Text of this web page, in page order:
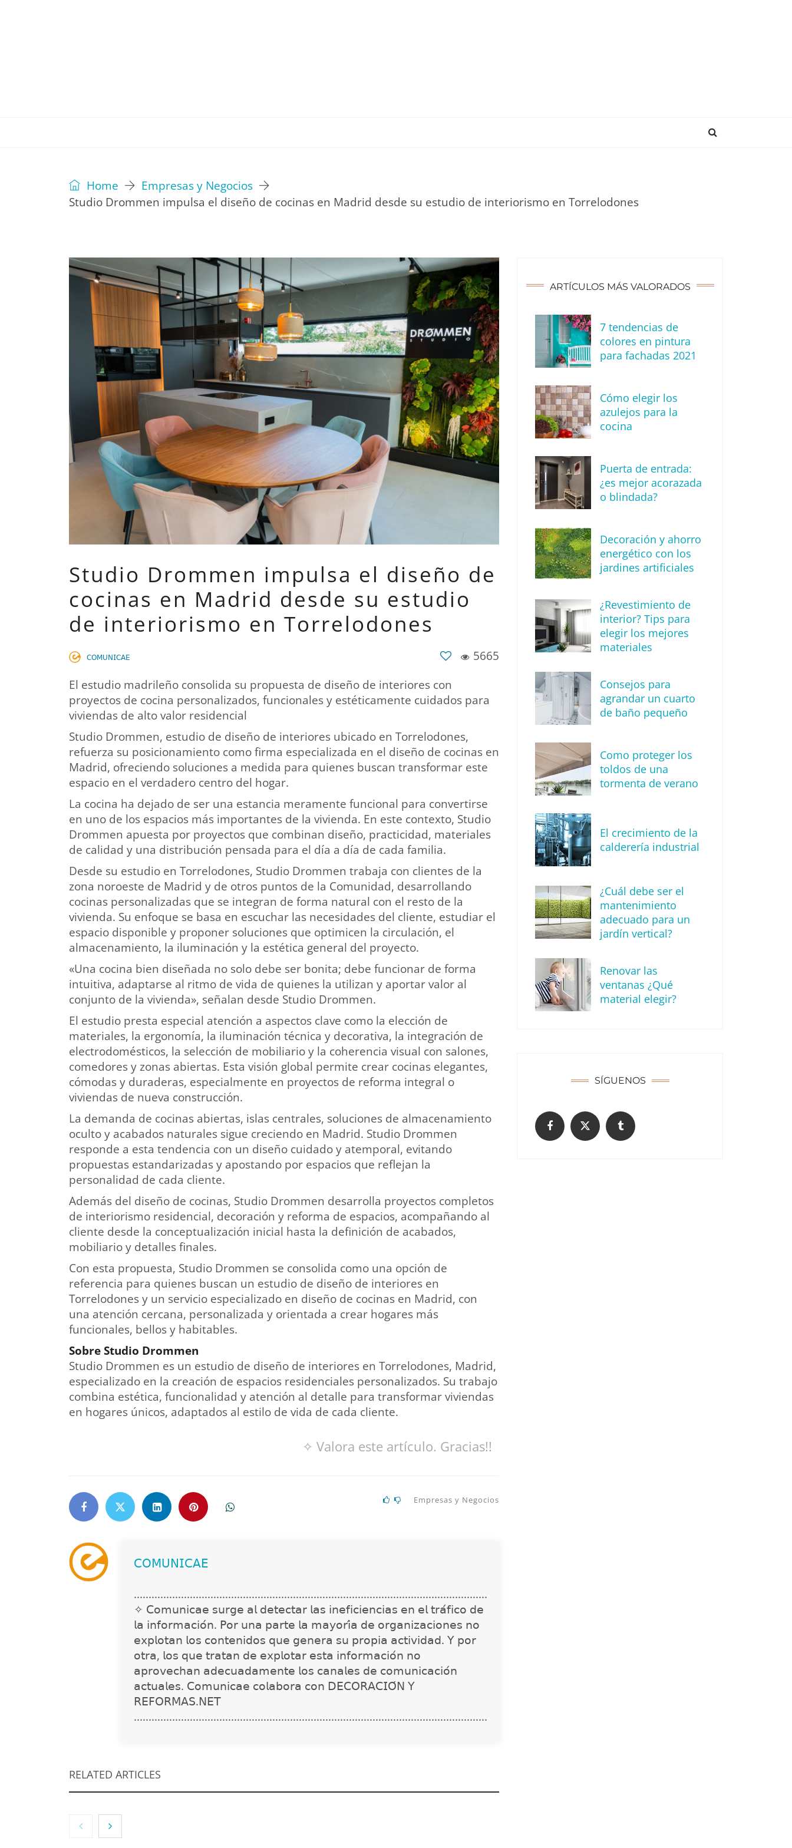
Home
Empresas y Negocios
Studio Drommen impulsa el diseño de cocinas en Madrid desde su estudio de interiorismo en Torrelodones
Studio Drommen impulsa el diseño de
cocinas en Madrid desde su estudio
de interiorismo en Torrelodones
𝖢𝖮𝖬𝖴𝖭𝖨𝖢𝖠𝖤
5665
El estudio madrileño consolida su propuesta de diseño de interiores con
proyectos de cocina personalizados, funcionales y estéticamente cuidados para
viviendas de alto valor residencial
Studio Drommen, estudio de diseño de interiores ubicado en Torrelodones,
refuerza su posicionamiento como firma especializada en el diseño de cocinas en
Madrid, ofreciendo soluciones a medida para quienes buscan transformar este
espacio en el verdadero centro del hogar.
La cocina ha dejado de ser una estancia meramente funcional para convertirse
en uno de los espacios más importantes de la vivienda. En este contexto, Studio
Drommen apuesta por proyectos que combinan diseño, practicidad, materiales
de calidad y una distribución pensada para el día a día de cada familia.
Desde su estudio en Torrelodones, Studio Drommen trabaja con clientes de la
zona noroeste de Madrid y de otros puntos de la Comunidad, desarrollando
cocinas personalizadas que se integran de forma natural con el resto de la
vivienda. Su enfoque se basa en escuchar las necesidades del cliente, estudiar el
espacio disponible y proponer soluciones que optimicen la circulación, el
almacenamiento, la iluminación y la estética general del proyecto.
«Una cocina bien diseñada no solo debe ser bonita; debe funcionar de forma
intuitiva, adaptarse al ritmo de vida de quienes la utilizan y aportar valor al
conjunto de la vivienda», señalan desde Studio Drommen.
El estudio presta especial atención a aspectos clave como la elección de
materiales, la ergonomía, la iluminación técnica y decorativa, la integración de
electrodomésticos, la selección de mobiliario y la coherencia visual con salones,
comedores y zonas abiertas. Esta visión global permite crear cocinas elegantes,
cómodas y duraderas, especialmente en proyectos de reforma integral o
viviendas de nueva construcción.
La demanda de cocinas abiertas, islas centrales, soluciones de almacenamiento
oculto y acabados naturales sigue creciendo en Madrid. Studio Drommen
responde a esta tendencia con un diseño cuidado y atemporal, evitando
propuestas estandarizadas y apostando por espacios que reflejan la
personalidad de cada cliente.
Además del diseño de cocinas, Studio Drommen desarrolla proyectos completos
de interiorismo residencial, decoración y reforma de espacios, acompañando al
cliente desde la conceptualización inicial hasta la definición de acabados,
mobiliario y detalles finales.
Con esta propuesta, Studio Drommen se consolida como una opción de
referencia para quienes buscan un estudio de diseño de interiores en
Torrelodones y un servicio especializado en diseño de cocinas en Madrid, con
una atención cercana, personalizada y orientada a crear hogares más
funcionales, bellos y habitables.
Sobre Studio Drommen
Studio Drommen es un estudio de diseño de interiores en Torrelodones, Madrid,
especializado en la creación de espacios residenciales personalizados. Su trabajo
combina estética, funcionalidad y atención al detalle para transformar viviendas
en hogares únicos, adaptados al estilo de vida de cada cliente.
✧ Valora este artículo. Gracias!!
Empresas y Negocios
𝖢𝖮𝖬𝖴𝖭𝖨𝖢𝖠𝖤
........................................................................................................................
✧ 𝖢𝗈𝗆𝗎𝗇𝗂𝖼𝖺𝖾 𝗌𝗎𝗋𝗀𝖾 𝖺𝗅 𝖽𝖾𝗍𝖾𝖼𝗍𝖺𝗋 𝗅𝖺𝗌 𝗂𝗇𝖾𝖿𝗂𝖼𝗂𝖾𝗇𝖼𝗂𝖺𝗌 𝖾𝗇 𝖾𝗅 𝗍𝗋𝖺́𝖿𝗂𝖼𝗈 𝖽𝖾
𝗅𝖺 𝗂𝗇𝖿𝗈𝗋𝗆𝖺𝖼𝗂𝗈́𝗇. 𝖯𝗈𝗋 𝗎𝗇𝖺 𝗉𝖺𝗋𝗍𝖾 𝗅𝖺 𝗆𝖺𝗒𝗈𝗋𝗂́𝖺 𝖽𝖾 𝗈𝗋𝗀𝖺𝗇𝗂𝗓𝖺𝖼𝗂𝗈𝗇𝖾𝗌 𝗇𝗈
𝖾𝗑𝗉𝗅𝗈𝗍𝖺𝗇 𝗅𝗈𝗌 𝖼𝗈𝗇𝗍𝖾𝗇𝗂𝖽𝗈𝗌 𝗊𝗎𝖾 𝗀𝖾𝗇𝖾𝗋𝖺 𝗌𝗎 𝗉𝗋𝗈𝗉𝗂𝖺 𝖺𝖼𝗍𝗂𝗏𝗂𝖽𝖺𝖽. 𝖸 𝗉𝗈𝗋
𝗈𝗍𝗋𝖺, 𝗅𝗈𝗌 𝗊𝗎𝖾 𝗍𝗋𝖺𝗍𝖺𝗇 𝖽𝖾 𝖾𝗑𝗉𝗅𝗈𝗍𝖺𝗋 𝖾𝗌𝗍𝖺 𝗂𝗇𝖿𝗈𝗋𝗆𝖺𝖼𝗂𝗈́𝗇 𝗇𝗈
𝖺𝗉𝗋𝗈𝗏𝖾𝖼𝗁𝖺𝗇 𝖺𝖽𝖾𝖼𝗎𝖺𝖽𝖺𝗆𝖾𝗇𝗍𝖾 𝗅𝗈𝗌 𝖼𝖺𝗇𝖺𝗅𝖾𝗌 𝖽𝖾 𝖼𝗈𝗆𝗎𝗇𝗂𝖼𝖺𝖼𝗂𝗈́𝗇
𝖺𝖼𝗍𝗎𝖺𝗅𝖾𝗌. 𝖢𝗈𝗆𝗎𝗇𝗂𝖼𝖺𝖾 𝖼𝗈𝗅𝖺𝖻𝗈𝗋𝖺 𝖼𝗈𝗇 𝖣𝖤𝖢𝖮𝖱𝖠𝖢𝖨𝖮́𝖭 𝖸
𝖱𝖤𝖥𝖮𝖱𝖬𝖠𝖲.𝖭𝖤𝖳
........................................................................................................................
RELATED ARTICLES
NOVA: innovación y
diseño que
ARTÍCULOS MÁS VALORADOS
7 tendencias de
colores en pintura
para fachadas 2021
Cómo elegir los
azulejos para la
cocina
Puerta de entrada:
¿es mejor acorazada
o blindada?
Decoración y ahorro
energético con los
jardines artificiales
¿Revestimiento de
interior? Tips para
elegir los mejores
materiales
Consejos para
agrandar un cuarto
de baño pequeño
Como proteger los
toldos de una
tormenta de verano
El crecimiento de la
calderería industrial
¿Cuál debe ser el
mantenimiento
adecuado para un
jardín vertical?
Renovar las
ventanas ¿Qué
material elegir?
SÍGUENOS